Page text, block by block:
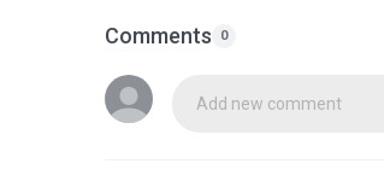
Comments 0
Add new comment